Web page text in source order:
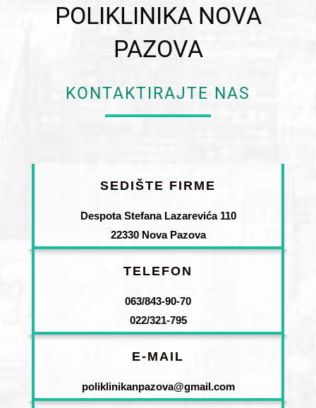
POLIKLINIKA NOVA
PAZOVA
KONTAKTIRAJTE NAS
SEDIŠTE FIRME
Despota Stefana Lazarevića 110
22330 Nova Pazova
TELEFON
063/843-90-70
022/321-795
E-MAIL
poliklinikanpazova@gmail.com